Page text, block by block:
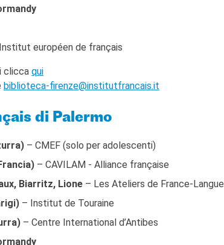
européen de français
clicca qui
biblioteca-firenze@institutfrancais.it
di Palermo
– CMEF (solo per adolescenti)
– CAVILAM - Alliance française
Biarritz, Lione – Les Ateliers de France-Langue
– Institut de Touraine
– Centre International d’Antibes